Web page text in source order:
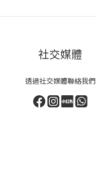
社交媒體
透過社交媒體聯絡我們